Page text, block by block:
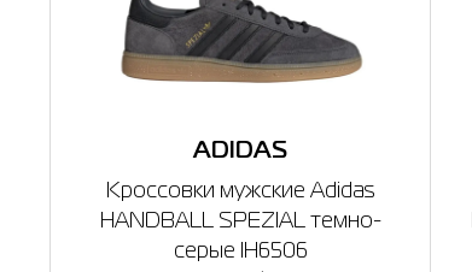
ADIDAS
Кроссовки мужские Adidas
HANDBALL SPEZIAL темно-
серые IH6506